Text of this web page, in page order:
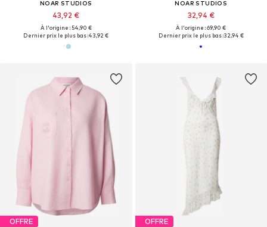
NOAR STUDIOS
43,92 €
À l'origine : 54,90 €
Dernier prix le plus bas :43,92 €
NOAR STUDIOS
32,94 €
À l'origine : 69,90 €
Dernier prix le plus bas :32,94 €
OFFRE OFFRE